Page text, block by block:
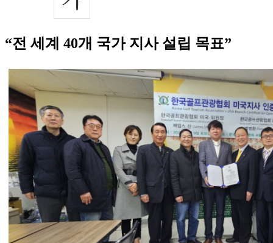
“전 세계 40개 국가 지사 설립 목표”